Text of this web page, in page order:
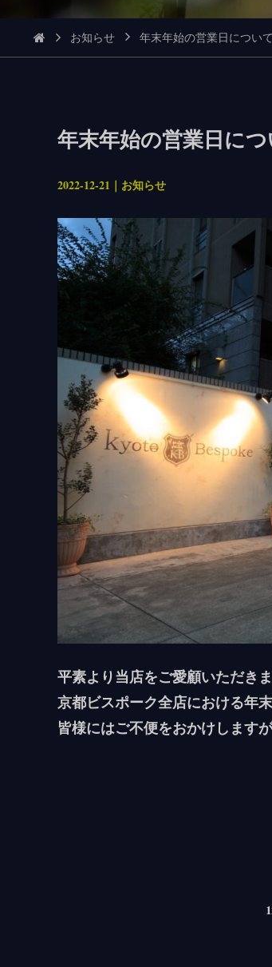
お知らせ 年末年始の営業日について
年末年始の営業日に
2022-12-21｜お知らせ
平素より当店をご愛顧いただき
京都ビスポーク全店における年
皆様にはご不便をおかけします